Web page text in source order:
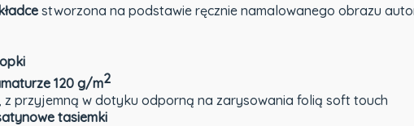
stworzona na podstawie ręcznie namalowanego obrazu
120 g/m2
, z przyjemną w dotyku odporną na zarysowania folią soft touch
tasiemki